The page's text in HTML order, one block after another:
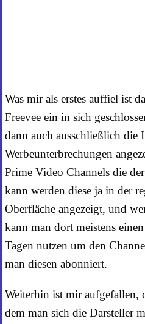
Was mir als erstes auffiel ist
Freevee ein in sich
dann auch ausschließlich die
Werbeunterbrechungen
Prime Video Channels die
kann werden diese ja in der
Oberfläche angezeigt, und
kann man dort meistens
Tagen nutzen um den
man diesen abonniert.
Weiterhin ist mir aufgefallen,
dem man sich die Darsteller